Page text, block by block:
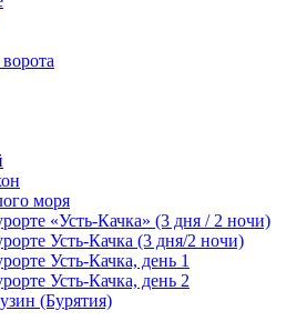
моря
«Усть-Качка» (3 дня / 2 ночи)
Усть-Качка (3 дня/2 ночи)
Усть-Качка, день 1
Усть-Качка, день 2
(Бурятия)